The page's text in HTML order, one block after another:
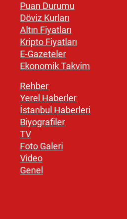
Puan Durumu
Döviz Kurları
Altın Fiyatları
Kripto Fiyatları
E-Gazeteler
Ekonomik Takvim
Rehber
Yerel Haberler
İstanbul Haberleri
Biyografiler
TV
Foto Galeri
Video
Genel